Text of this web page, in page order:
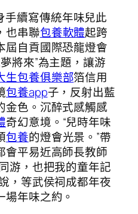
手續寫傳統年味兒此
也串聯包養軟體起跨
屆自貢國際恐龍燈會
將來”為主題，讓游
生包養俱樂部箔信用
包養app子，反射出藍
金色。沉醉式感觸感
奇幻意境。“兒時年味
包養的燈會光景。”帶
會平易近高師長教師
游，也把我的童年記
，等武侯祠成都年夜
年味之約。